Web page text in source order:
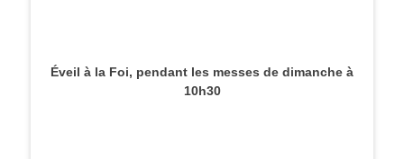
Éveil à la Foi, pendant les messes de dimanche à
10h30